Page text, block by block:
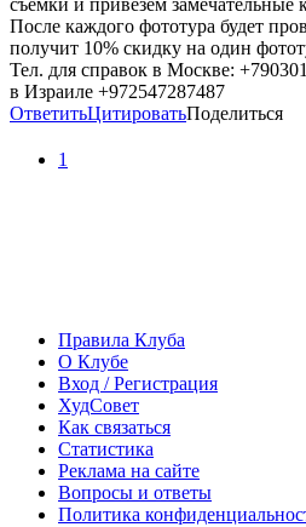
съёмки и привезем замечательные
После каждого фототура будет
получит 10% скидку на один
Тел. для справок в Москве:
в Израиле +972547287487
ОтветитьЦитироватьПоделиться
1
Правила Клуба
О Клубе
Вход / Регистрация
ХудСовет
Как связаться
Статистика
Реклама на сайте
Вопросы и ответы
Политика